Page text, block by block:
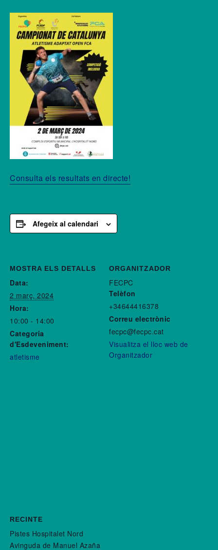
Consulta els resultats en directe!
Afegeix al calendari
MOSTRA ELS DETALLS
Data:
2 març, 2024
Hora:
10:00 - 14:00
Categoria
d'Esdeveniment:
atletisme
ORGANITZADOR
FECPC
Telèfon
+34644416378
Correu electrònic
fecpc@fecpc.cat
Visualitza el lloc web de
Organitzador
RECINTE
Pistes Hospitalet Nord
Avinguda de Manuel Azaña